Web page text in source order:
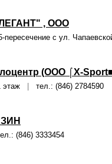
, ООО
пересечение с ул.
(ООО ⌠X-
этаж тел.: (846) 2784590
(846) 3333454